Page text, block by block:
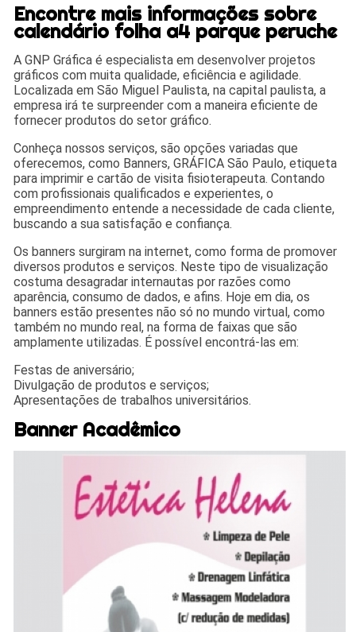
Encontre mais informações sobre
calendário folha a4 parque peruche
A GNP Gráfica é especialista em desenvolver projetos
gráficos com muita qualidade, eficiência e agilidade.
Localizada em São Miguel Paulista, na capital paulista, a
empresa irá te surpreender com a maneira eficiente de
fornecer produtos do setor gráfico.
Conheça nossos serviços, são opções variadas que
oferecemos, como Banners, GRÁFICA São Paulo, etiqueta
para imprimir e cartão de visita fisioterapeuta. Contando
com profissionais qualificados e experientes, o
empreendimento entende a necessidade de cada cliente,
buscando a sua satisfação e confiança.
Os banners surgiram na internet, como forma de promover
diversos produtos e serviços. Neste tipo de visualização
costuma desagradar internautas por razões como
aparência, consumo de dados, e afins. Hoje em dia, os
banners estão presentes não só no mundo virtual, como
também no mundo real, na forma de faixas que são
amplamente utilizadas. É possível encontrá-las em:
Festas de aniversário;
Divulgação de produtos e serviços;
Apresentações de trabalhos universitários.
Banner Acadêmico